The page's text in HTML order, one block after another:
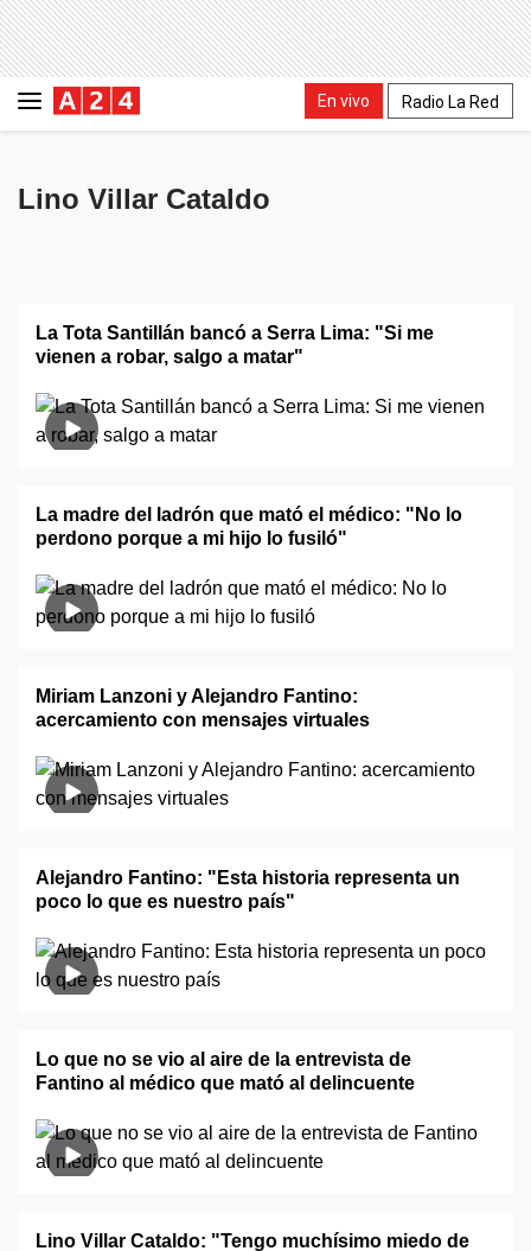
En vivo Radio La Red
Lino Villar Cataldo
La Tota Santillán bancó a Serra Lima: "Si me
vienen a robar, salgo a matar"
La madre del ladrón que mató el médico: "No lo
perdono porque a mi hijo lo fusiló"
Miriam Lanzoni y Alejandro Fantino:
acercamiento con mensajes virtuales
Alejandro Fantino: "Esta historia representa un
poco lo que es nuestro país"
Lo que no se vio al aire de la entrevista de
Fantino al médico que mató al delincuente
Lino Villar Cataldo: "Tengo muchísimo miedo de